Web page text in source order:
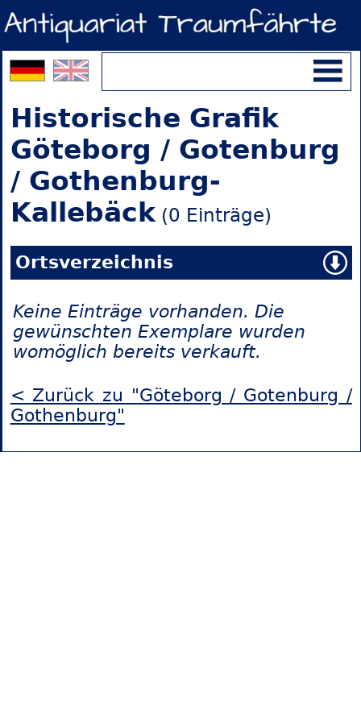
Historische Grafik
Göteborg / Gotenburg
/ Gothenburg-
Kallebäck(0 Einträge)
Ortsverzeichnis
Keine Einträge vorhanden. Die
gewünschten Exemplare wurden
womöglich bereits verkauft.
< Zurück zu "Göteborg / Gotenburg /
Gothenburg"